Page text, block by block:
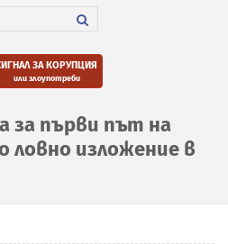
ЗА КОРУПЦИЯ
или злоупотреби
за първи път на
изложение в